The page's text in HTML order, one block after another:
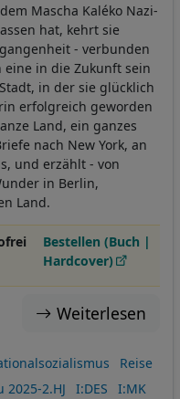
Mascha Kaléko Nazi-
hat, kehrt sie
- verbunden
eine in die Zukunft sein
in der sie glücklich
erfolgreich geworden
Land, ein ganzes
nach New York, an
und erzählt - von
in Berlin,
Land.
Bestellen (Buch |
Hardcover)
Weiterlesen
Reise
2025-2.HJ I:DES I:MK